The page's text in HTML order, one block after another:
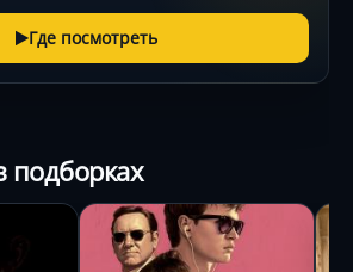
Где посмотреть
подборках